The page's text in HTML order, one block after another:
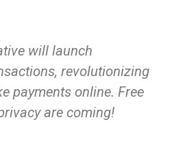
will launch
revolutionizing
payments online. Free
are coming!